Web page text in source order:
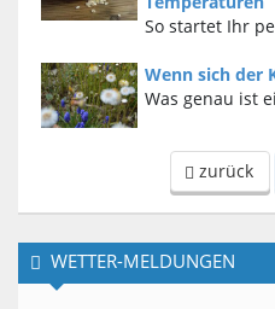
So startet Ihr
Wenn sich der
Was genau ist
zurück
WETTER-MELDUNGEN